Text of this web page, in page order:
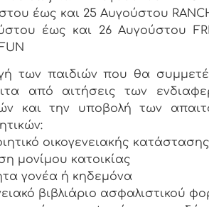
έως και 25 Αυγούστου
έως και 26 Αυγούστου
των παιδιών που θα
από αιτήσεις των
και την υποβολή των
οικογενειακής κατάστασης
μονίμου κατοικίας
γονέα ή κηδεμόνα
βιβλιάριο ασφαλιστικού